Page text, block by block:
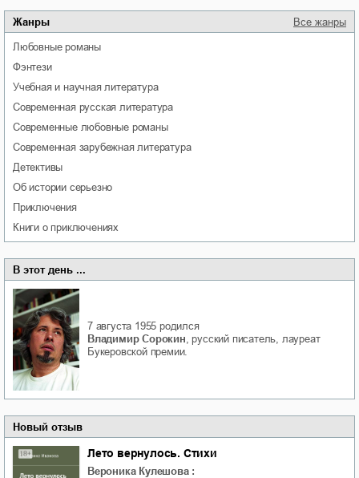
Жанры Все жанры
любовные романы
фэнтези
учебная и научная литература
современная русская литература
современные любовные романы
современная зарубежная литература
детективы
об истории серьезно
приключения
книги о приключениях
В этот день ...
7 августа 1955 родился
Владимир Сорокин, русский писатель, лауреат
Букеровской премии.
Новый отзыв
Лето вернулось. Стихи
Вероника Кулешова :